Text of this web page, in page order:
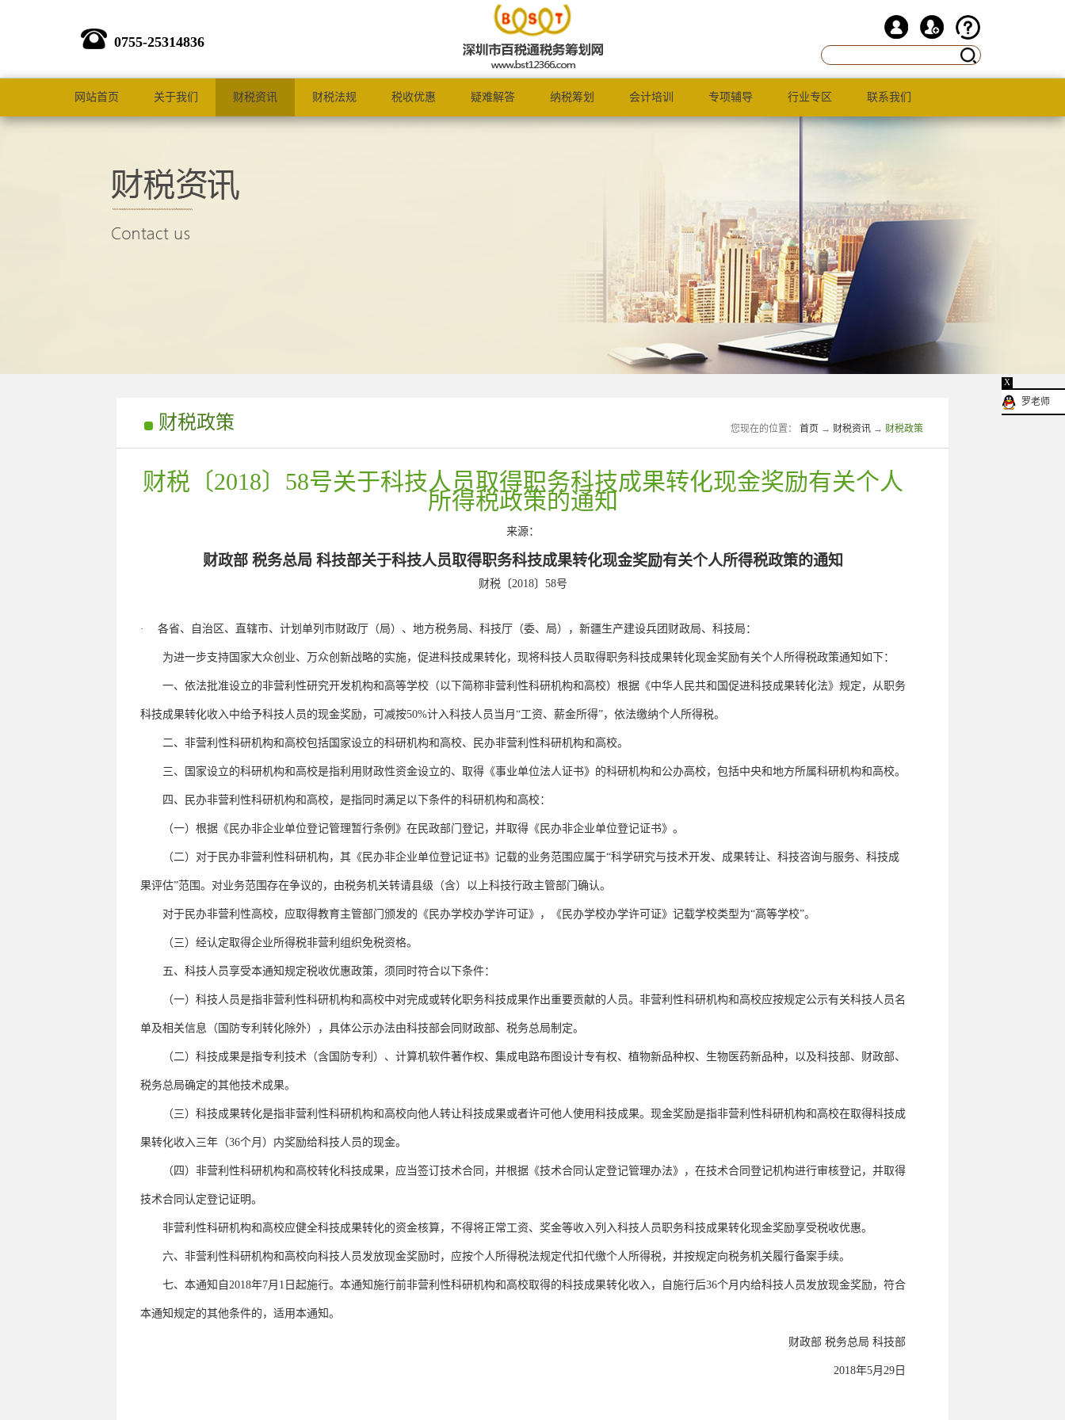
0755-25314836
网站首页 关于我们 财税资讯 财税法规 税收优惠 疑难解答 纳税筹划 会计培训 专项辅导 行业专区 联系我们
您现在的位置： 首页 → 财税资讯 → 财税政策
财税政策
财税〔2018〕58号关于科技人员取得职务科技成果转化现金奖励有关个人
所得税政策的通知
来源：
财政部 税务总局 科技部关于科技人员取得职务科技成果转化现金奖励有关个人所得税政策的通知
财税〔2018〕58号
· 各省、自治区、直辖市、计划单列市财政厅（局）、地方税务局、科技厅（委、局），新疆生产建设兵团财政局、科技局：
为进一步支持国家大众创业、万众创新战略的实施，促进科技成果转化，现将科技人员取得职务科技成果转化现金奖励有关个人所得税政策通知如下：
一、依法批准设立的非营利性研究开发机构和高等学校（以下简称非营利性科研机构和高校）根据《中华人民共和国促进科技成果转化法》规定，从职务
科技成果转化收入中给予科技人员的现金奖励，可减按50%计入科技人员当月“工资、薪金所得”，依法缴纳个人所得税。
二、非营利性科研机构和高校包括国家设立的科研机构和高校、民办非营利性科研机构和高校。
三、国家设立的科研机构和高校是指利用财政性资金设立的、取得《事业单位法人证书》的科研机构和公办高校，包括中央和地方所属科研机构和高校。
四、民办非营利性科研机构和高校，是指同时满足以下条件的科研机构和高校：
（一）根据《民办非企业单位登记管理暂行条例》在民政部门登记，并取得《民办非企业单位登记证书》。
（二）对于民办非营利性科研机构，其《民办非企业单位登记证书》记载的业务范围应属于“科学研究与技术开发、成果转让、科技咨询与服务、科技成
果评估”范围。对业务范围存在争议的，由税务机关转请县级（含）以上科技行政主管部门确认。
对于民办非营利性高校，应取得教育主管部门颁发的《民办学校办学许可证》，《民办学校办学许可证》记载学校类型为“高等学校”。
（三）经认定取得企业所得税非营利组织免税资格。
五、科技人员享受本通知规定税收优惠政策，须同时符合以下条件：
（一）科技人员是指非营利性科研机构和高校中对完成或转化职务科技成果作出重要贡献的人员。非营利性科研机构和高校应按规定公示有关科技人员名
单及相关信息（国防专利转化除外），具体公示办法由科技部会同财政部、税务总局制定。
（二）科技成果是指专利技术（含国防专利）、计算机软件著作权、集成电路布图设计专有权、植物新品种权、生物医药新品种，以及科技部、财政部、
税务总局确定的其他技术成果。
（三）科技成果转化是指非营利性科研机构和高校向他人转让科技成果或者许可他人使用科技成果。现金奖励是指非营利性科研机构和高校在取得科技成
果转化收入三年（36个月）内奖励给科技人员的现金。
（四）非营利性科研机构和高校转化科技成果，应当签订技术合同，并根据《技术合同认定登记管理办法》，在技术合同登记机构进行审核登记，并取得
技术合同认定登记证明。
非营利性科研机构和高校应健全科技成果转化的资金核算，不得将正常工资、奖金等收入列入科技人员职务科技成果转化现金奖励享受税收优惠。
六、非营利性科研机构和高校向科技人员发放现金奖励时，应按个人所得税法规定代扣代缴个人所得税，并按规定向税务机关履行备案手续。
七、本通知自2018年7月1日起施行。本通知施行前非营利性科研机构和高校取得的科技成果转化收入，自施行后36个月内给科技人员发放现金奖励，符合
本通知规定的其他条件的，适用本通知。
财政部 税务总局 科技部
2018年5月29日
X
罗老师